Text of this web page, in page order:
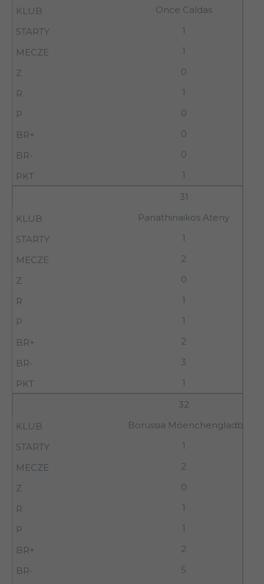
Once Caldas
1
1
0
1
0
0
0
1
31
Panathinaikos Ateny
1
2
0
1
1
2
3
1
32
Borussia Möenchengladbach
1
2
0
1
1
2
5